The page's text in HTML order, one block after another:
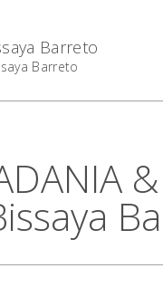
Barreto
Barreto